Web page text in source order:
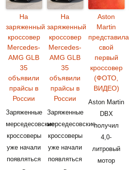
На
заряженный
кроссовер
Mercedes-
AMG GLB
35
объявили
прайсы в
России
Заряженные
мерседесовские
кроссоверы
уже начали
появляться
На
заряженный
кроссовер
Mercedes-
AMG GLB
35
объявили
прайсы в
России
Заряженные
мерседесовские
кроссоверы
уже начали
появляться
Aston
Martin
представила
свой
первый
кроссовер
(ФОТО,
ВИДЕО)
Aston Martin
DBX
получил
4,0-
литровый
мотор